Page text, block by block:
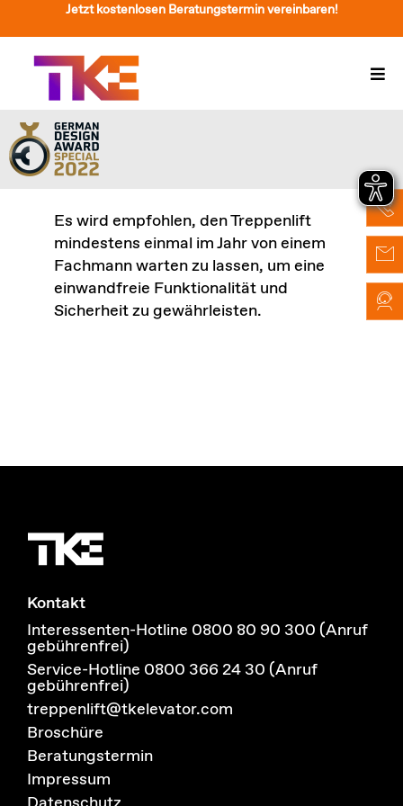
Inhalt
springen
Jetzt kostenlosen Beratungstermin vereinbaren!
Treppenlift
Preise
Service
Treppenliftberatung
Über Uns & Kontakt
Es wird empfohlen, den Treppenlift
mindestens einmal im Jahr von einem
Fachmann warten zu lassen, um eine
einwandfreie Funktionalität und
Sicherheit zu gewährleisten.
Kontakt
Interessenten-Hotline 0800 80 90 300 (Anruf
gebührenfrei)
Service-Hotline 0800 366 24 30 (Anruf
gebührenfrei)
treppenlift@tkelevator.com
Broschüre
Beratungstermin
Impressum